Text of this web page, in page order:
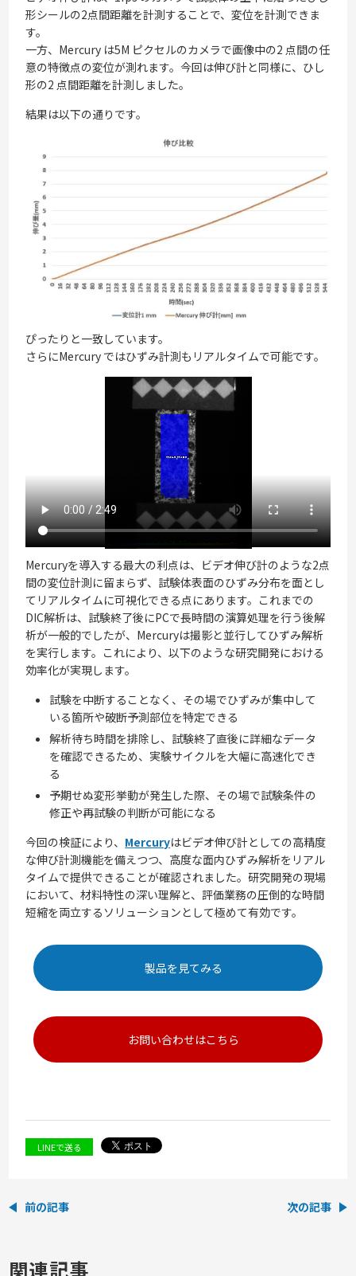
形シールの2点間距離を計測することで、変位を計測できま
す。
一方、Mercury は5M ピクセルのカメラで画像中の2 点間の任
意の特徴点の変位が測れます。今回は伸び計と同様に、ひし
形の2 点間距離を計測しました。
結果は以下の通りです。
ぴったりと一致しています。
さらにMercury ではひずみ計測もリアルタイムで可能です。
Mercuryを導入する最大の利点は、ビデオ伸び計のような2点
間の変位計測に留まらず、試験体表面のひずみ分布を面とし
てリアルタイムに可視化できる点にあります。これまでの
DIC解析は、試験終了後にPCで長時間の演算処理を行う後解
析が一般的でしたが、Mercuryは撮影と並行してひずみ解析
を実行します。これにより、以下のような研究開発における
効率化が実現します。
試験を中断することなく、その場でひずみが集中して
いる箇所や破断予測部位を特定できる
解析待ち時間を排除し、試験終了直後に詳細なデータ
を確認できるため、実験サイクルを大幅に高速化でき
る
予期せぬ変形挙動が発生した際、その場で試験条件の
修正や再試験の判断が可能になる
今回の検証により、 Mercuryはビデオ伸び計としての高精度
な伸び計測機能を備えつつ、高度な面内ひずみ解析をリアル
タイムで提供できることが確認されました。研究開発の現場
において、材料特性の深い理解と、評価業務の圧倒的な時間
短縮を両立するソリューションとして極めて有効です。
製品を見てみる
お問い合わせはこちら
LINEで送る
前の記事 次の記事
関連記事